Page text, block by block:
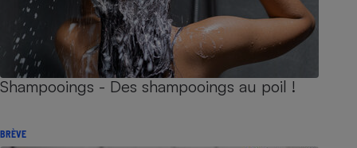
Shampooings - Des shampooings au poil !
BRÈVE